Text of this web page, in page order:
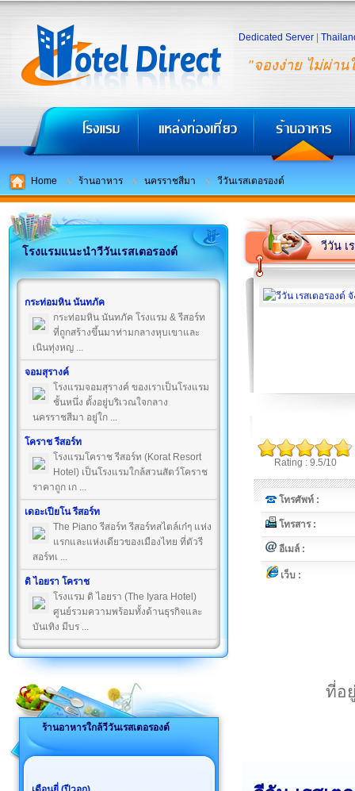
"จองง่าย ไม่ผ่าน
Dedicated Server
Home ร้านอาหาร นครราชสีมา วีวันเรสเตอรองต์
โรงแรมแนะนำวีวันเรสเตอรองต์
กระท่อมหิน นันทภัค
กระท่อมหิน นันทภัค โรงแรม & รีสอร์ท
ที่ถูกสร้างขึ้นมาท่ามกลางหุบเขาและ
เนินทุ่งหญ ...
จอมสุรางค์
โรงแรมจอมสุรางค์ ของเราเป็นโรงแรม
ชั้นหนึ่ง ตั้งอยู่บริเวณใจกลาง
นครราชสีมา อยู่ใก ...
โคราช รีสอร์ท
โรงแรมโคราช รีสอร์ท (Korat Resort
Hotel) เป็นโรงแรมใกล้สวนสัตว์โคราช
ราคาถูก เก ...
เดอะเปียโน รีสอร์ท
The Piano รีสอร์ท รีสอร์ทสไตล์เก๋ๆ แห่ง
แรกและแห่งเดียวของเมืองไทย ที่ตัวรี
สอร์ทเ ...
ดิ ไอยรา โคราช
โรงแรม ดิ ไอยรา (The Iyara Hotel)
ศูนย์รวมความพร้อมทั้งด้านธุรกิจและ
บันเทิง มีบร ...
ร้านอาหารใกล้วีวันเรสเตอรองต์
วีวัน เ
Rating : 9.5/10
โทรศัพท์ :
โทรสาร :
อีเมล์ :
เว็บ :
ที่อ